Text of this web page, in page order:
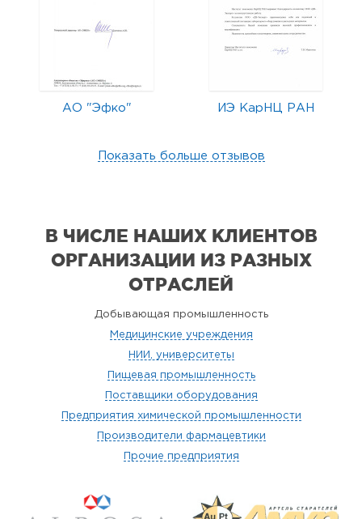
АО "Эфко" ИЭ КарНЦ РАН
Показать больше отзывов
В ЧИСЛЕ НАШИХ КЛИЕНТОВ
ОРГАНИЗАЦИИ ИЗ РАЗНЫХ
ОТРАСЛЕЙ
Добывающая промышленность
Медицинские учреждения
НИИ, университеты
Пищевая промышленность
Поставщики оборудования
Предприятия химической промышленности
Производители фармацевтики
Прочие предприятия